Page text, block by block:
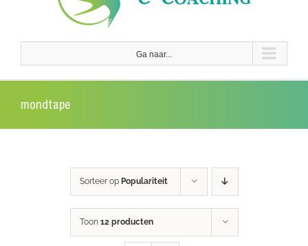
Ga naar...
mondtape
Sorteer op Populariteit
Toon 12 producten